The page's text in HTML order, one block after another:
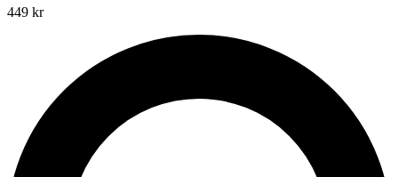
449 kr